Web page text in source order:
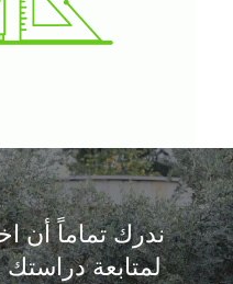
ندرك تماماً أن
لمتابعة